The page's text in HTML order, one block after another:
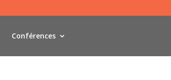
Conférences